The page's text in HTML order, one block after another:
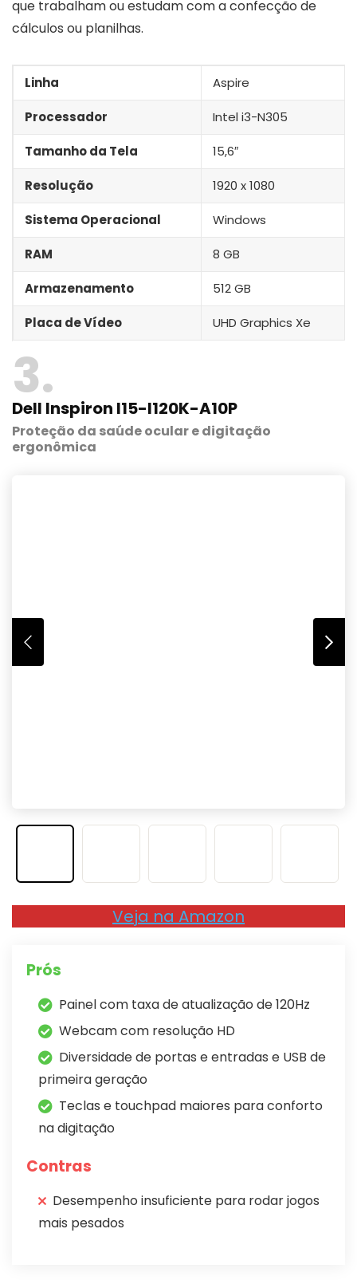
que trabalham ou estudam com a confecção de
cálculos ou planilhas.
Linha Aspire
Processador Intel i3-N305
Tamanho da Tela 15,6″
Resolução 1920 x 1080
Sistema Operacional Windows
RAM 8 GB
Armazenamento 512 GB
Placa de Vídeo UHD Graphics Xe
3
Dell Inspiron I15-I120K-A10P
Proteção da saúde ocular e digitação
ergonômica
Veja na Amazon
Prós
Painel com taxa de atualização de 120Hz
Webcam com resolução HD
Diversidade de portas e entradas e USB de
primeira geração
Teclas e touchpad maiores para conforto
na digitação
Contras
Desempenho insuficiente para rodar jogos
mais pesados